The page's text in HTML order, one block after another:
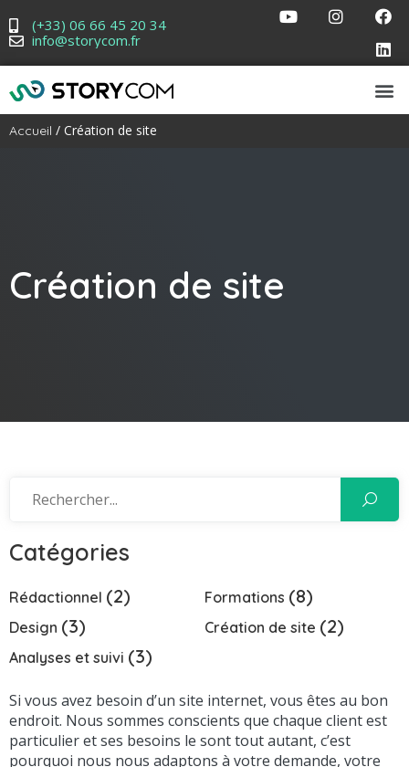
(+33) 06 66 45 20 34
info@storycom.fr
Accueil / Création de site
Création de site
Catégories
Rédactionnel (2) Formations (8)
Design (3) Création de site (2)
Analyses et suivi (3)
Si vous avez besoin d’un site internet, vous êtes au bon
endroit. Nous sommes conscients que chaque client est
particulier et ses besoins le sont tout autant, c’est
pourquoi nous nous adaptons à votre demande, votre